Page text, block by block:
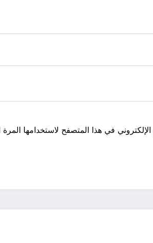
في هذا المتصفح لاستخدامها